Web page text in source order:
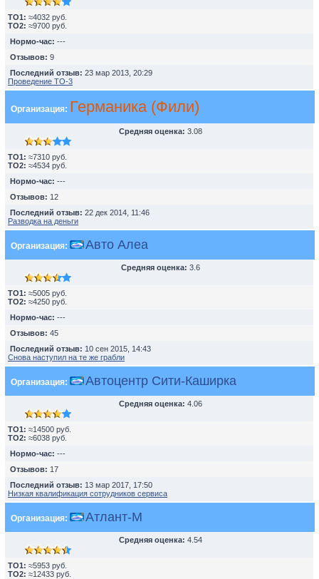
TO1: ≈4032 руб.
TO2: ≈9700 руб.
Нормо-час: ---
Отзывов: 9
Последний отзыв: 23 мар 2013, 20:29
Проведение ТО-3
Организация: Германика (Фили)
Средняя оценка: 3.08
TO1: ≈7310 руб.
TO2: ≈4534 руб.
Нормо-час: ---
Отзывов: 12
Последний отзыв: 22 дек 2014, 11:46
Разводка на деньги
Организация: Авто Алеа
Средняя оценка: 3.6
TO1: ≈5005 руб.
TO2: ≈4250 руб.
Нормо-час: ---
Отзывов: 45
Последний отзыв: 10 сен 2015, 14:43
Снова наступил на те же грабли
Организация: Автоцентр Сити-Каширка
Средняя оценка: 4.06
TO1: ≈14500 руб.
TO2: ≈6038 руб.
Нормо-час: ---
Отзывов: 17
Последний отзыв: 13 мар 2017, 17:50
Низкая квалификация сотрудников сервиса
Организация: Атлант-М
Средняя оценка: 4.54
TO1: ≈5953 руб.
TO2: ≈12433 руб.